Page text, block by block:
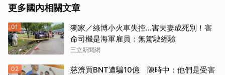
更多國內相關文章
01
獨家／綠博小火車失控…害夫妻成死別！害
命司機是海軍雇員：無駕駛經驗
三立新聞網
02
慈濟買BNT遭騙10億 陳時中：他們是受害